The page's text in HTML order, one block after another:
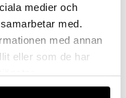
medier och
med.
med annan
eller som de har
IFÖ ELECTRIC
1169 kr 994 kr